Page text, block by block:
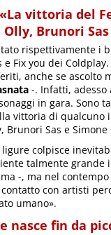
vittoria del
Olly, Brunori
rispettivamente i
Fix you dei
anche se ascolto
-. Infatti, adesso
in gara. Sono
vittoria di qualcuno
Brunori Sas e Simone
ligure colpisce
talmente grande
-, ma nel
con artisti
umano».
nasce fin da